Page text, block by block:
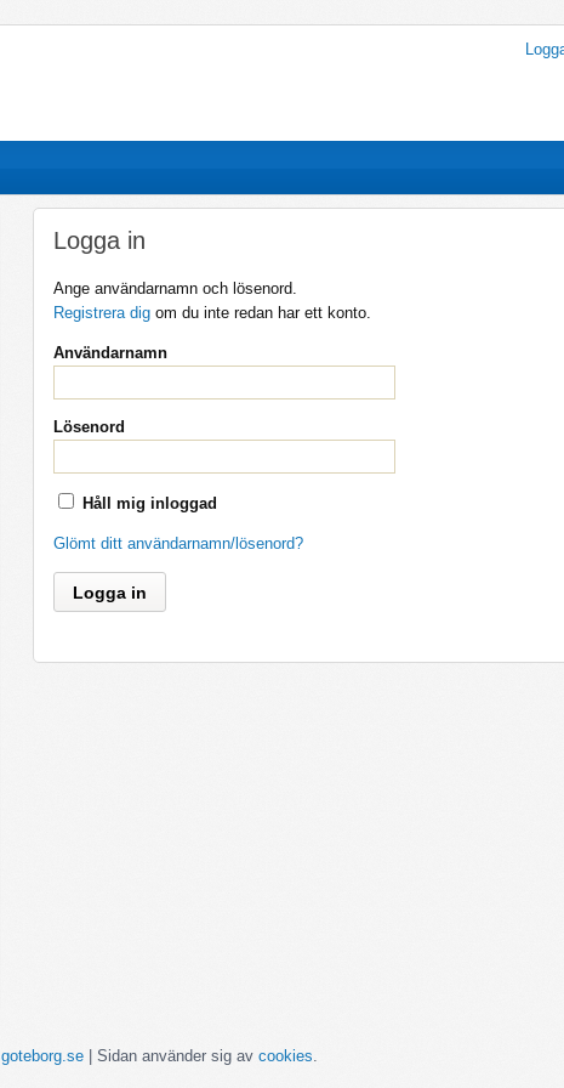
Logga in
Ange användarnamn och lösenord.
Registrera digom du inte redan har ett konto.
Användarnamn
Lösenord
Håll mig inloggad
Glömt ditt användarnamn/lösenord?
goteborg.se Sidan använder sig av cookies